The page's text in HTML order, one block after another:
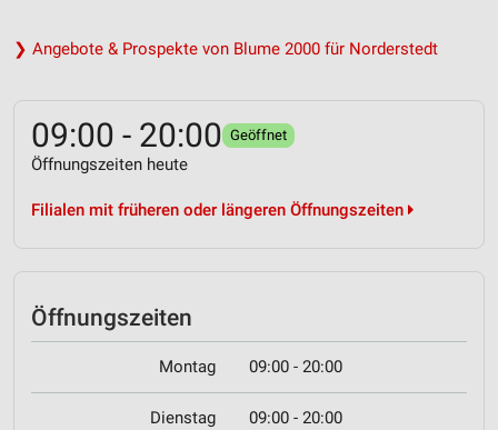
❯ Angebote & Prospekte von Blume 2000 für Norderstedt
09:00 - 20:00 Geöffnet
Öffnungszeiten heute
Filialen mit früheren oder längeren Öffnungszeiten
Öffnungszeiten
Montag 09:00 - 20:00
Dienstag 09:00 - 20:00